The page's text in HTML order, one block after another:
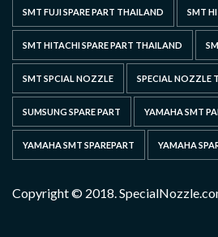
SMT FUJI SPARE PART THAILAND SMT
SMT HITACHI SPARE PART THAILAND
SMT SPCIAL NOZZLE SPECIAL NOZZLE
SUMSUNG SPARE PART YAMAHA SMT
YAMAHA SMT SPAREPART YAMAHA
Copyright © 2018.